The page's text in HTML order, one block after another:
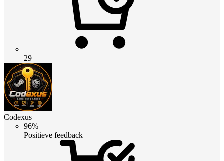
29
Codexus
96%
Positieve feedback